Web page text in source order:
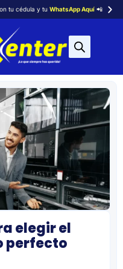
tu cédula y tuWhatsApp Aquí 📲
elegir el
perfecto